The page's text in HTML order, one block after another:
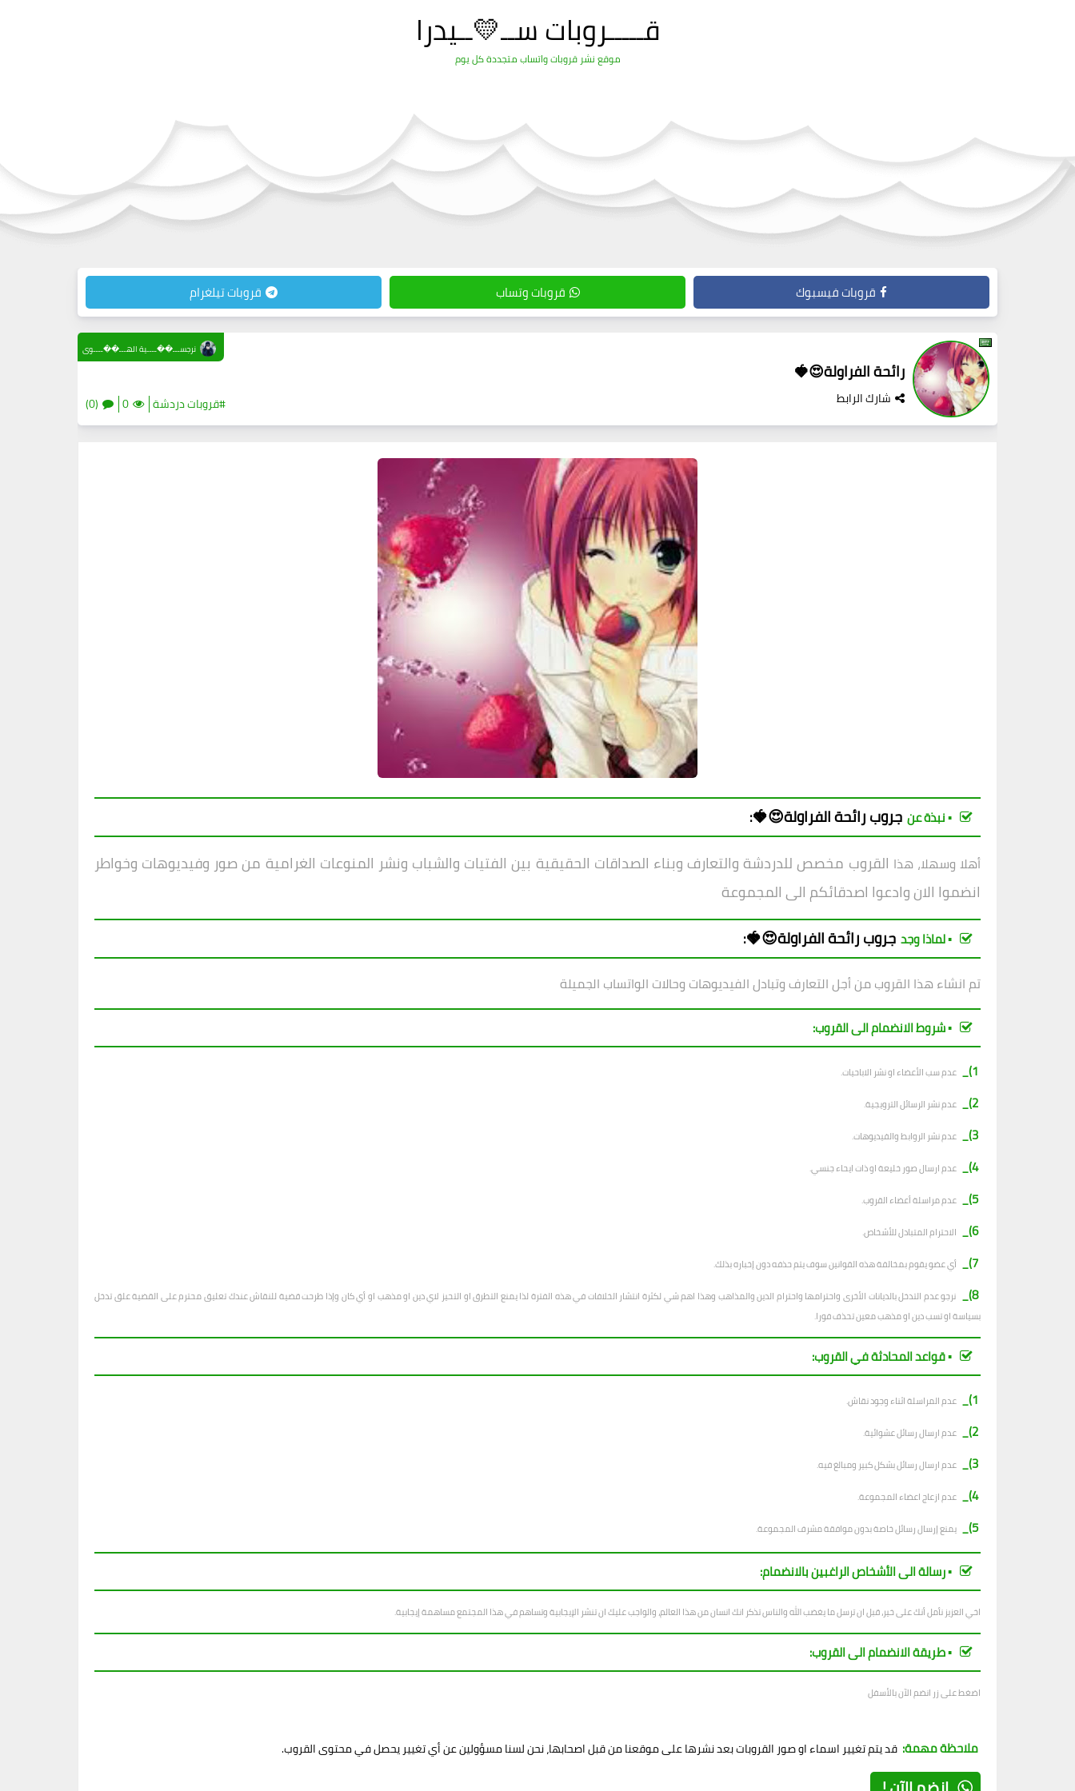
قـــــروبات ســ💛ــيدرا
موقع نشر قروبات واتساب متجددة كل يوم
قروبات فيسبوك قروبات وتساب قروبات تيلغرام
رائحة الفراولة😍🍓
شارك الرابط #قروبات دردشة 0
(0)
نرجســـ��ــــية الهـــ��ــــوى
▪︎ نبذة عن جروبرائحة الفراولة😍🍓:
أهلا وسهلا، هذا القروب مخصص للدردشة والتعارف وبناء الصداقات الحقيقية بين الفتيات والشباب ونشر المنوعات الغرامية من صور وفيديوهات وخواطر
انضموا الان وادعوا اصدقائكم الى المجموعة
▪︎ لماذا وجد جروبرائحة الفراولة😍🍓:
تم انشاء هذا القروب من أجل التعارف وتبادل الفيديوهات وحالات الواتساب الجميلة
▪︎ شروط الانضمام الى القروب:
1)_
عدم سب الأعضاء او نشر الاباحيات.
2)_ عدم نشر الرسائل الترويجية.
3)_ عدم نشر الروابط والفيديوهات.
4)_ عدم ارسال صور خليعة او ذات ايحاء جنسي.
5)_ عدم مراسلة أعضاء القروب.
6)_ الاحترام المتبادل للأشخاص.
7)_ أي عضو يقوم بمخالفة هذه القوانين سوف يتم حذفه دون إخباره بذلك.
8)_
نرجو عدم التدخل بالديانات الأخرى واحترامها واحترام الدين والمذاهب وهذا اهم شي لكثرة انتشار الخلافات في هذه الفترة لذا يمنع التطرق او التحيز لاي دين او مذهب او أي كان وإذا طرحت قضية للنقاش عندك تعليق محترم على القضية علق تدخل
بسياسة او تسب دين او مذهب معين تحذف فورا.
▪︎ قواعد المحادثة في القروب:
1)_
عدم المراسلة اثناء وجود نقاش.
2)_ عدم ارسال رسائل عشوائية.
3)_ عدم ارسال رسائل بشكل كبير ومبالغ فيه.
4)_ عدم ازعاج اعضاء المجموعة.
5)_ يمنع إرسال رسائل خاصة بدون موافقة مشرف المجموعة.
▪︎ رسالة الى الأشخاص الراغبين بالانضمام:
اخي العزيز نأمل أنك على خير، قبل ان ترسل ما يغضب الله والناس تذكر انك انسان من هذا العالم، والواجب عليك ان تنشر الإيجابية وتساهم في هذا المجتمع مساهمة إيجابية.
▪︎ طريقة الانضمام الى القروب:
اضغط على زر انضم الآن بالأسفل
ملاحظة مهمة: قد يتم تغيير اسماء او صور القروبات بعد نشرها على موقعنا من قبل اصحابها، نحن لسنا مسؤولين عن أي تغيير يحصل في محتوى القروب.